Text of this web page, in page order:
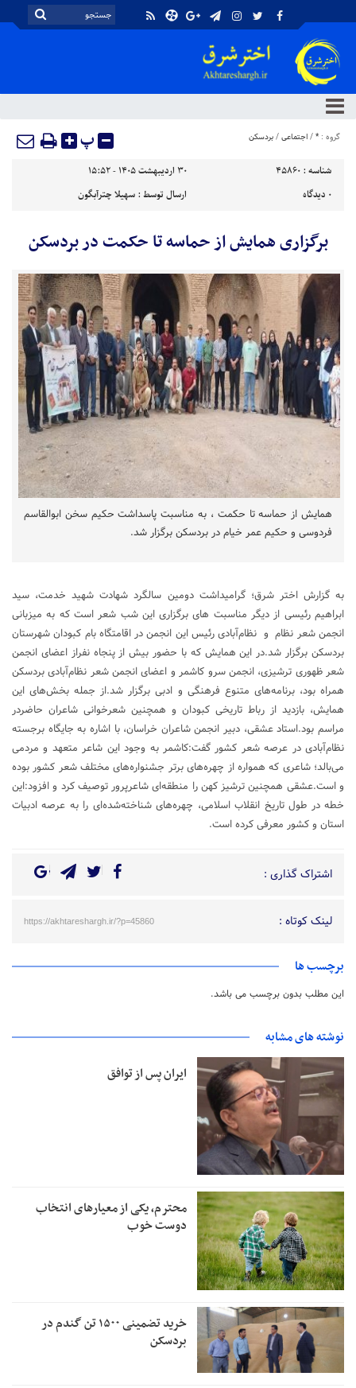
گروه : *
/اجتماعی/بردسکن پ
شناسه : 45860
۳۰ اردیبهشت ۱۴۰۵ - ۱۵:۵۲
۰ دیدگاه ارسال توسط :سهیلا چترآبگون
برگزاری همایش از حماسه تا حکمت در بردسکن
همایش از حماسه تا حکمت ، به مناسبت پاسداشت حکیم سخن ابوالقاسم
فردوسی و حکیم عمر خیام در بردسکن برگزار شد.
به گزارش اختر شرق؛ گرامیداشت دومین سالگرد شهادت شهید خدمت، سید
ابراهیم رئیسی از دیگر مناسبت های برگزاری این شب شعر است که به میزبانی
انجمن شعر نظام و نظام‌آبادی رئیس این انجمن در اقامتگاه بام کبودان شهرستان
بردسکن برگزار شد.در این همایش که با حضور بیش از پنجاه نفراز اعضای انجمن
شعر ظهوری ترشیزی، انجمن سرو کاشمر و اعضای انجمن شعر نظام‌آبادی بردسکن
همراه بود، برنامه‌های متنوع فرهنگی و ادبی برگزار شد.از جمله بخش‌های این
همایش، بازدید از رباط تاریخی کبودان و همچنین شعرخوانی شاعران حاضردر
مراسم بود.استاد عشقی، دبیر انجمن شاعران خراسان، با اشاره به جایگاه برجسته
نظام‌آبادی در عرصه شعر کشور گفت:کاشمر به وجود این شاعر متعهد و مردمی
می‌بالد؛ شاعری که همواره از چهره‌های برتر جشنواره‌های مختلف شعر کشور بوده
و است.عشقی همچنین ترشیز کهن را منطقه‌ای شاعرپرور توصیف کرد و افزود:این
خطه در طول تاریخ انقلاب اسلامی، چهره‌های شناخته‌شده‌ای را به عرصه ادبیات
استان و کشور معرفی کرده است.
اشتراک گذاری :
لینک کوتاه : https://akhtareshargh.ir/?p=45860
برچسب ها
این مطلب بدون برچسب می باشد.
نوشته های مشابه
ایران پس از توافق
محترم، یکی از معیارهای انتخاب
دوست خوب
خرید تضمینی ۱۵۰۰ تن گندم در
بردسکن